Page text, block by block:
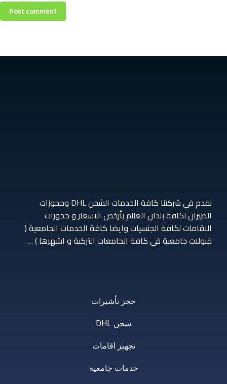
Post comment
نقدم في شركتنا كافة الخدمات الشحن DHL وحجوزات
الطيران لكافة بلدان العالم بأرخص الاسعار و حجوزات
الاقامات لكافة الجنسيات وايضا كافة الخدمات الجامعية (
قبولات جامعية في كافة الجامعات التركية و اشهرها ) …
حجز تأشيرات
شحن DHL
تجهيز اقامات
خدمات جامعية